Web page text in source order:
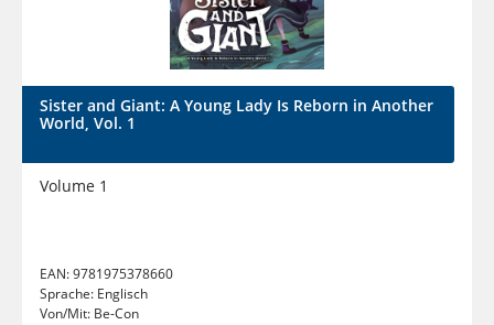
Sister and Giant: A Young Lady Is Reborn in Another
World, Vol. 1
Volume 1
EAN:9781975378660
Sprache: Englisch
Von/Mit: Be-Con